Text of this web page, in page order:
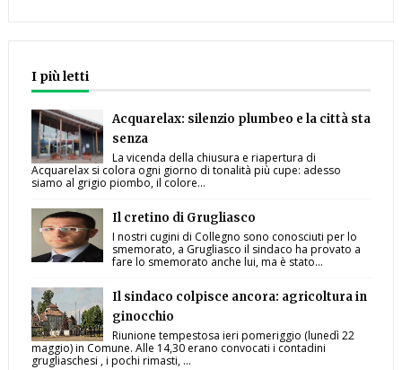
I più letti
Acquarelax: silenzio plumbeo e la città sta
senza
La vicenda della chiusura e riapertura di
Acquarelax si colora ogni giorno di tonalità più cupe: adesso
siamo al grigio piombo, il colore...
Il cretino di Grugliasco
I nostri cugini di Collegno sono conosciuti per lo
smemorato, a Grugliasco il sindaco ha provato a
fare lo smemorato anche lui, ma è stato...
Il sindaco colpisce ancora: agricoltura in
ginocchio
Riunione tempestosa ieri pomeriggio (lunedì 22
maggio) in Comune. Alle 14,30 erano convocati i contadini
grugliaschesi , i pochi rimasti, ...